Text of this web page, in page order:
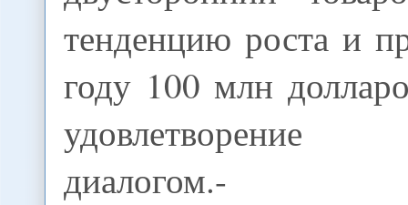
тенденцию роста и
году 100 млн
удовлетворение
диалогом.-